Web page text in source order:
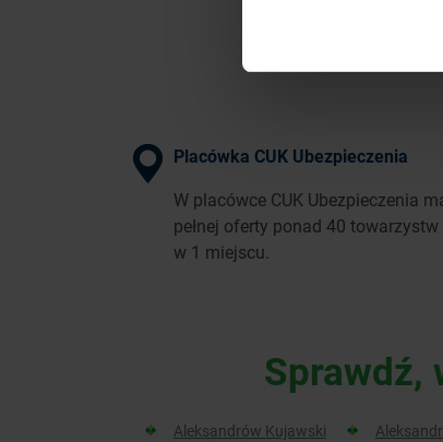
Placówka CUK Ubezpieczenia
W placówce CUK Ubezpieczenia
pełnej oferty ponad 40
w 1 miejscu.
Sprawdź,
Aleksandrów Kujawski